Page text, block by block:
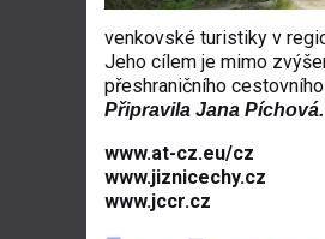
venkovské turistiky v
Jeho cílem je mimo
přeshraničního cestovního
Připravila Jana Píchová.
www.at-cz.eu/cz
www.jiznicechy.cz
www.jccr.cz